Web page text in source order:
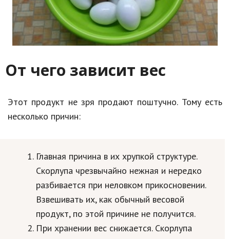
От чего зависит вес
Этот продукт не зря продают поштучно. Тому есть
несколько причин:
Главная причина в их хрупкой структуре.
Скорлупа чрезвычайно нежная и нередко
разбивается при неловком прикосновении.
Взвешивать их, как обычный весовой
продукт, по этой причине не получится.
При хранении вес снижается. Скорлупа